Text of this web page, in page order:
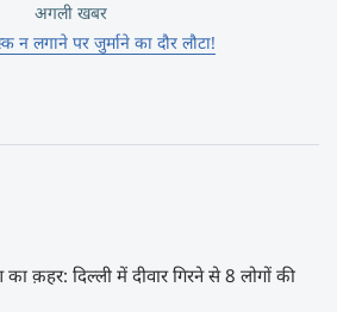
अगली खबर
न लगाने पर जुर्माने का दौर लौटा!
का क़हर: दिल्ली में दीवार गिरने से 8 लोगों की